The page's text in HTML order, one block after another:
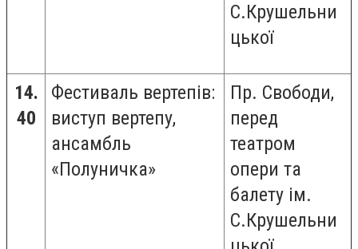
С.Крушельни
цької
14.
40
Фестиваль вертепів:
виступ вертепу,
ансамбль
«Полуничка»
Пр. Свободи,
перед
театром
опери та
балету ім.
С.Крушельни